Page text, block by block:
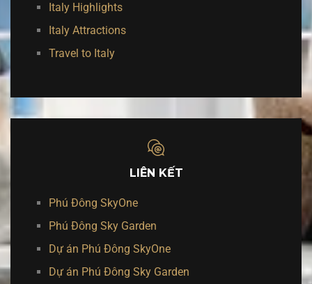
Italy Highlights
Italy Attractions
Travel to Italy
LIÊN KẾT
Phú Đông SkyOne
Phú Đông Sky Garden
Dự án Phú Đông SkyOne
Dự án Phú Đông Sky Garden